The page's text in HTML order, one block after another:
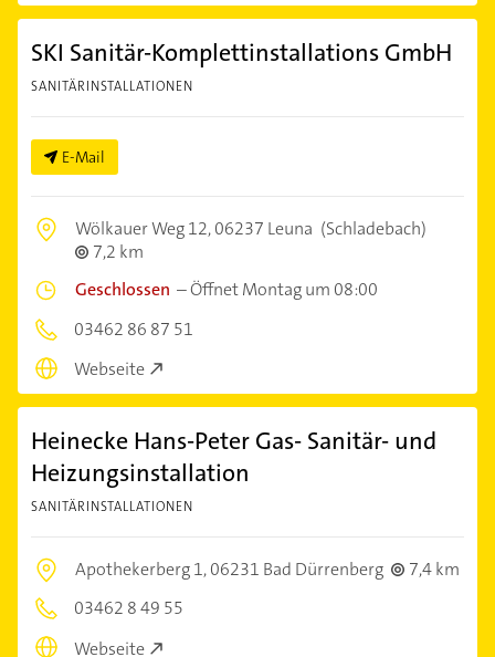
SKI Sanitär-Komplettinstallations GmbH
SANITÄRINSTALLATIONEN
E-Mail
Wölkauer Weg 12,06237 Leuna (Schladebach)
7,2 km
Geschlossen –Öffnet Montag um 08:00
03462 86 87 51
Webseite
Heinecke Hans-Peter Gas- Sanitär- und
Heizungsinstallation
SANITÄRINSTALLATIONEN
Apothekerberg 1,06231 Bad Dürrenberg
7,4 km
03462 8 49 55
Webseite